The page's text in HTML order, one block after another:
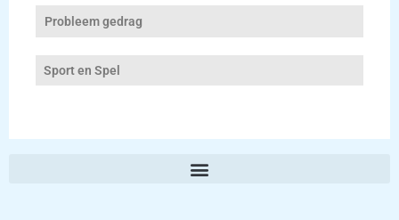
Probleem gedrag
Sport en Spel